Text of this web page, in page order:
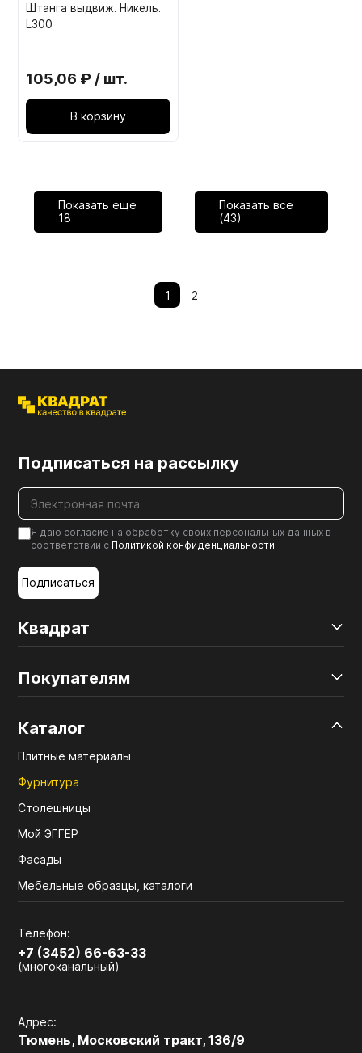
Штанга выдвиж. Никель.
L300
105,06 ₽ / шт.
В корзину
Показать еще
18
Показать все
(43)
1 2
Квадрат
Покупателям
Каталог
Плитные материалы
Фурнитура
Столешницы
Мой ЭГГЕР
Фасады
Мебельные образцы, каталоги
Телефон:
+7 (3452) 66-63-33
(многоканальный)
Адрес:
Тюмень, Московский тракт, 136/9
Подписаться на рассылку
Я даю согласие на обработку своих персональных данных в
соответствии с Политикой конфиденциальности.
Подписаться